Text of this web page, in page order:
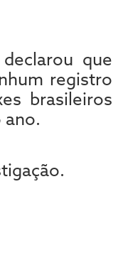
que
registro
brasileiros
ano.